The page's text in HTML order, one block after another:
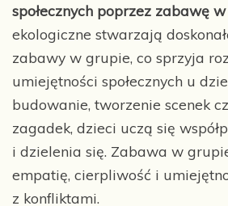
społecznych poprzez zabawę
ekologiczne stwarzają
zabawy w grupie, co sprzyja
umiejętności społecznych u
budowanie, tworzenie scenek
zagadek, dzieci uczą się
i dzielenia się. Zabawa w
empatię, cierpliwość i
z konfliktami.